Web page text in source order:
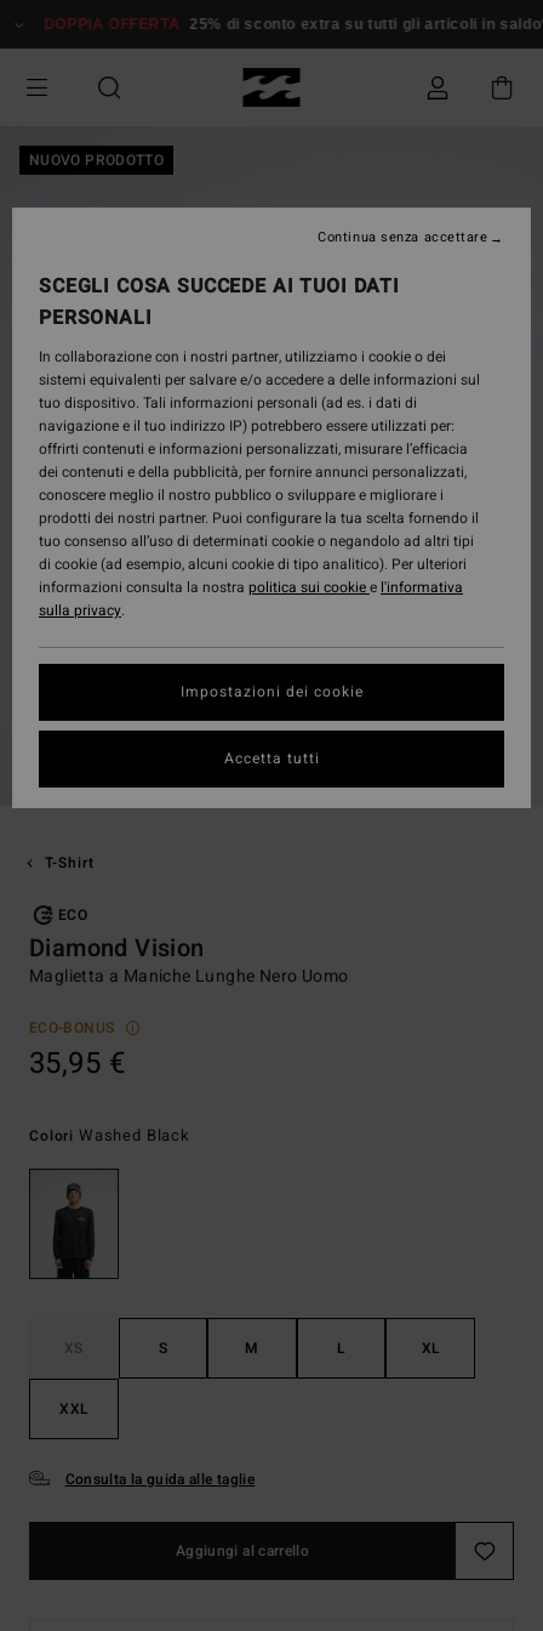
alle
prodotto
DOPPIA OFFERTA 25% di sconto extra su tutti gli articoli in saldo*
NUOVO PRODOTTO
T-Shirt
ECO
Diamond Vision
Maglietta a Maniche Lunghe Nero Uomo
ECO-BONUS
35,95 €
Colori Washed Black
XS S M L XL
XXL
Consulta la guida alle taglie
Aggiungi al carrello
SCEGLI COSA SUCCEDE AI TUOI DATI
PERSONALI
In collaborazione con i nostri partner, utilizziamo i cookie o dei
sistemi equivalenti per salvare e/o accedere a delle informazioni sul
tuo dispositivo. Tali informazioni personali (ad es. i dati di
navigazione e il tuo indirizzo IP) potrebbero essere utilizzati per:
offrirti contenuti e informazioni personalizzati, misurare l’efficacia
dei contenuti e della pubblicità, per fornire annunci personalizzati,
conoscere meglio il nostro pubblico o sviluppare e migliorare i
prodotti dei nostri partner. Puoi configurare la tua scelta fornendo il
tuo consenso all’uso di determinati cookie o negandolo ad altri tipi
di cookie (ad esempio, alcuni cookie di tipo analitico). Per ulteriori
informazioni consulta la nostra politica sui cookiee l'informativa
sulla privacy.
Impostazioni dei cookie
Continua senza accettare
Accetta tutti